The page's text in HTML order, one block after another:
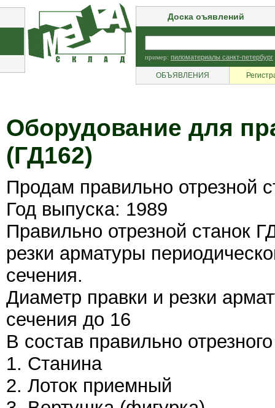
Доска оъявлений
пример: пиломатериалы санкт-петербург
ОБЪЯВЛЕНИЯ
Оборудование для
(ГД162)
Продам правильно отрезной
Год выпуска: 1989
Правильно отрезной станок
резки арматуры
сечения.
Диаметр правки и резки
сечения до 16
В состав правильно
1. Станина
2. Лоток приемный